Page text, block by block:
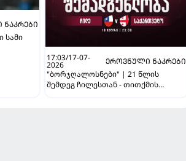
სამი
17:03/17-07-
2026
ᲔᲠᲝᲕᲜᲣᲚᲘ ᲜᲐᲙᲠᲔᲑᲘ
"ბორჯღალოსნები" | 21 წლის
შემდეგ ჩილესთან - თითქმის